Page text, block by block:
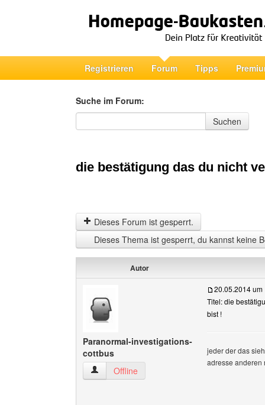
Registrieren Forum Tipps
Suche im Forum:
Suche im Forum
Suchen
die bestätigung das du nicht
Dieses Forum ist gesperrt.
Dieses Thema ist gesperrt, du kannst keine
Autor
Paranormal-investigations-
cottbus
Paranormal-investigations-cottbus Benutzer-
Offline
20.05.2014 um
Titel: die
bist !
jeder der das
adresse anderen